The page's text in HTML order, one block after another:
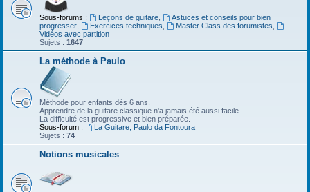
Sous-forums : Leçons de guitare,
Astuces et conseils pour bien
progresser
Exercices techniques Master Class des forumistes
Vidéos avec partition
Sujets : 1647
La méthode à Paulo
Méthode pour enfants dès 6 ans.
Apprendre de la guitare classique n'a jamais été aussi facile.
La difficulté est progressive et bien préparée.
Sous-forum :
La Guitare, Paulo da Fontoura
Sujets : 74
Notions musicales